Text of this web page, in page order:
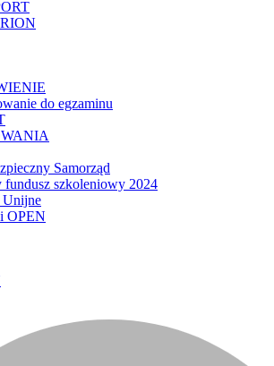
do egzaminu
Samorząd
szkoleniowy 2024
Unijne
OPEN